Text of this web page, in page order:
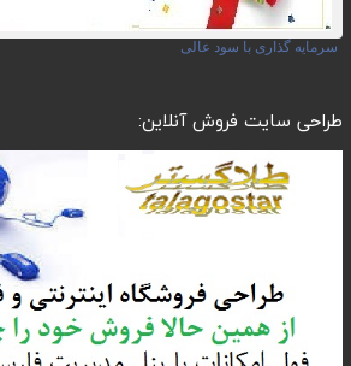
سرمایه گذاری با سود عالی
طراحی سایت فروش آنلاین: